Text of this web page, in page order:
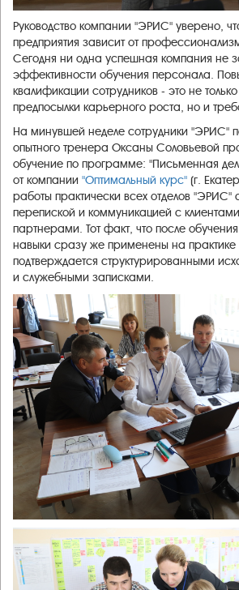
Руководство компании "ЭРИС" уверено,
предприятия зависит от
Сегодня ни одна успешная компания не
эффективности обучения персонала.
квалификации сотрудников - это не
предпосылки карьерного роста, но и
На минувшей неделе сотрудники "ЭРИС"
опытного тренера Оксаны Соловьевой
обучение по программе: "Письменная
от компании "Оптимальный курс" (г.
работы практически всех отделов "ЭРИС"
перепиской и коммуникацией с
партнерами. Тот факт, что после
навыки сразу же применены на практике
подтверждается структурированными
и служебными записками.